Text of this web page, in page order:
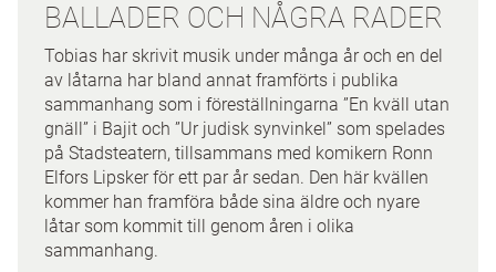
BALLADER OCH NÅGRA RADER
Tobias har skrivit musik under många år och en del
av låtarna har bland annat framförts i publika
sammanhang som i föreställningarna ”En kväll utan
gnäll” i Bajit och ”Ur judisk synvinkel” som spelades
på Stadsteatern, tillsammans med komikern Ronn
Elfors Lipsker för ett par år sedan. Den här kvällen
kommer han framföra både sina äldre och nyare
låtar som kommit till genom åren i olika
sammanhang.